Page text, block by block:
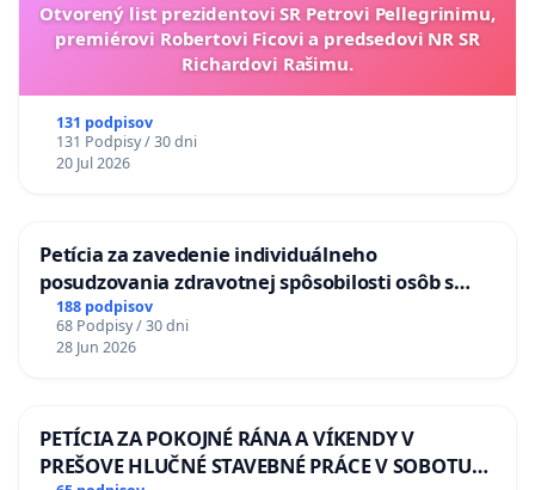
Otvorený list prezidentovi SR Petrovi Pellegrinimu,
premiérovi Robertovi Ficovi a predsedovi NR SR
Richardovi Rašimu.
131 podpisov
131 Podpisy / 30 dni
20 Jul 2026
Petícia za zavedenie individuálneho
posudzovania zdravotnej spôsobilosti osôb s
diabetom 1. a 2. typu pri prijímaní do
Policajného zboru SR
188 podpisov
68 Podpisy / 30 dni
28 Jun 2026
PETÍCIA ZA POKOJNÉ RÁNA A VÍKENDY V
PREŠOVE HLUČNÉ STAVEBNÉ PRÁCE V SOBOTU